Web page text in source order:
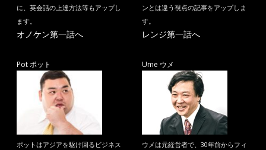
に、英会話の上達方法等もアップし
ます。
オノケン第一話へ
ンとは違う視点の記事をアップしま
す。
レンジ第一話へ
Pot ポット
ポットはアジアを駆け回るビジネス
Ume ウメ
ウメは元経営者で、30年前からフィ